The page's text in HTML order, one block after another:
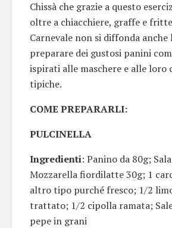
Chissà che grazie a questo
oltre a chiacchiere, graffe e
Carnevale non si diffonda
preparare dei gustosi panini
ispirati alle maschere e alle loro
tipiche.
COME PREPARARLI:
PULCINELLA
Ingredienti: Panino da 80g;
Mozzarella fiordilatte 30g; 1
altro tipo purché fresco; 1/2
trattato; 1/2 cipolla ramata;
pepe in grani